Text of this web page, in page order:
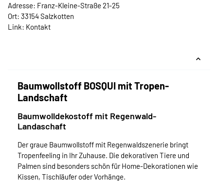
Adresse: Franz-Kleine-Straße 21-25
Ort: 33154 Salzkotten
Link: Kontakt
Baumwollstoff BOSQUI mit Tropen-
Landschaft
Baumwolldekostoff mit Regenwald-
Landaschaft
Der graue Baumwollstoff mit Regenwaldszenerie bringt
Tropenfeeling in Ihr Zuhause. Die dekorativen Tiere und
Palmen sind besonders schön für Home-Dekorationen wie
Kissen, Tischläufer oder Vorhänge.